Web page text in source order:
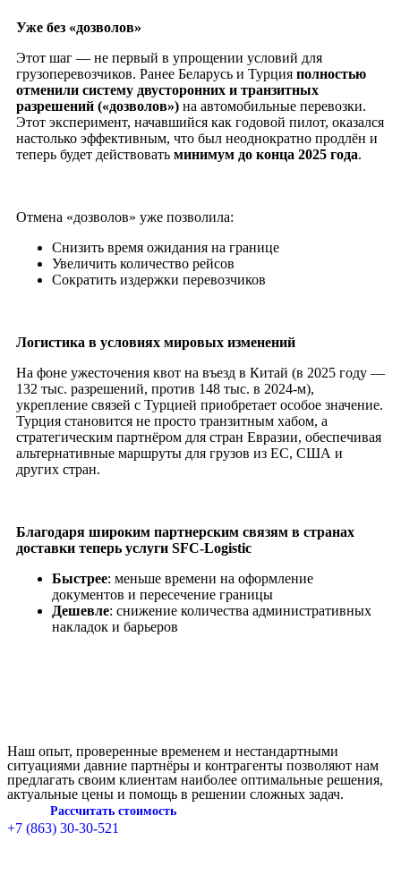
Уже без «дозволов»
Этот шаг — не первый в упрощении условий для
грузоперевозчиков. Ранее Беларусь и Турция полностью
отменили систему двусторонних и транзитных
разрешений («дозволов») на автомобильные перевозки.
Этот эксперимент, начавшийся как годовой пилот, оказался
настолько эффективным, что был неоднократно продлён и
теперь будет действовать минимум до конца 2025 года.
Отмена «дозволов» уже позволила:
Снизить время ожидания на границе
Увеличить количество рейсов
Сократить издержки перевозчиков
Логистика в условиях мировых изменений
На фоне ужесточения квот на въезд в Китай (в 2025 году —
132 тыс. разрешений, против 148 тыс. в 2024-м),
укрепление связей с Турцией приобретает особое значение.
Турция становится не просто транзитным хабом, а
стратегическим партнёром для стран Евразии, обеспечивая
альтернативные маршруты для грузов из ЕС, США и
других стран.
Благодаря широким партнерским связям в странах
доставки теперь услуги SFC-Logistic
Быстрее: меньше времени на оформление
документов и пересечение границы
Дешевле: снижение количества административных
накладок и барьеров
Наш опыт, проверенные временем и нестандартными
ситуациями давние партнёры и контрагенты позволяют нам
предлагать своим клиентам наиболее оптимальные решения,
актуальные цены и помощь в решении сложных задач.
Рассчитать стоимость
+7 (863) 30-30-521